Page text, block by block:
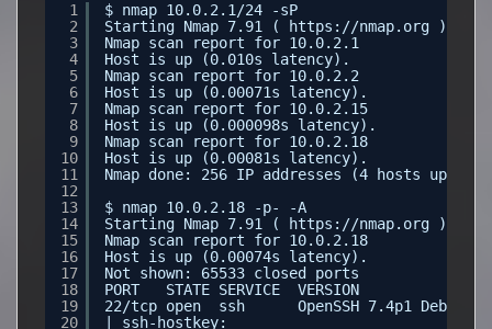
1
2
3
4
5
6
7
8
9
10
11
12
13
14
15
16
17
18
19
20
$ nmap 10.0.2.1/24 -sP
Starting Nmap 7.91 (
https://nmap.org ) at
Nmap scan report for 10.0.2.1
Host is up (0.010s latency).
Nmap scan report for 10.0.2.2
Host is up (0.00071s latency).
Nmap scan report for 10.0.2.15
Host is up (0.000098s latency).
Nmap scan report for 10.0.2.18
Host is up (0.00081s latency).
Nmap done: 256 IP addresses (4 hosts up)
$ nmap 10.0.2.18 -p- -A
Starting Nmap 7.91 (
https://nmap.org ) at
Nmap scan report for 10.0.2.18
Host is up (0.00074s latency).
Not shown: 65533 closed ports
PORT   STATE SERVICE  VERSION
22/tcp open  ssh      OpenSSH 7.4p1
| ssh-hostkey: